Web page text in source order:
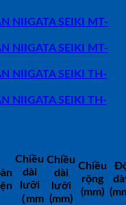
NIIGATA SEIKI MT-
NIIGATA SEIKI MT-
NIIGATA SEIKI TH-
NIIGATA SEIKI TH-
Chiều
dài
lưỡi
（mm
Chiều
dài
lưỡi
(mm)
Chiều
rộng
(mm)